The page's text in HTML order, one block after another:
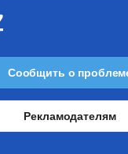
Сообщить о
Рекламодателям